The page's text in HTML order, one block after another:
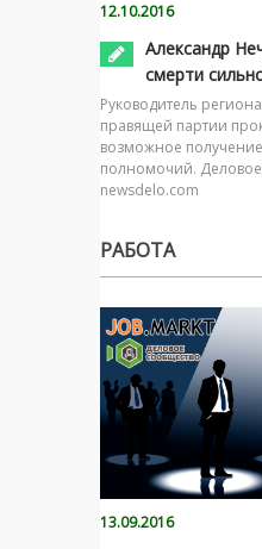
12.10.2016
Александр
смерти
Руководитель
правящей партии
возможное получение
полномочий.
newsdelo.com
РАБОТА
13.09.2016